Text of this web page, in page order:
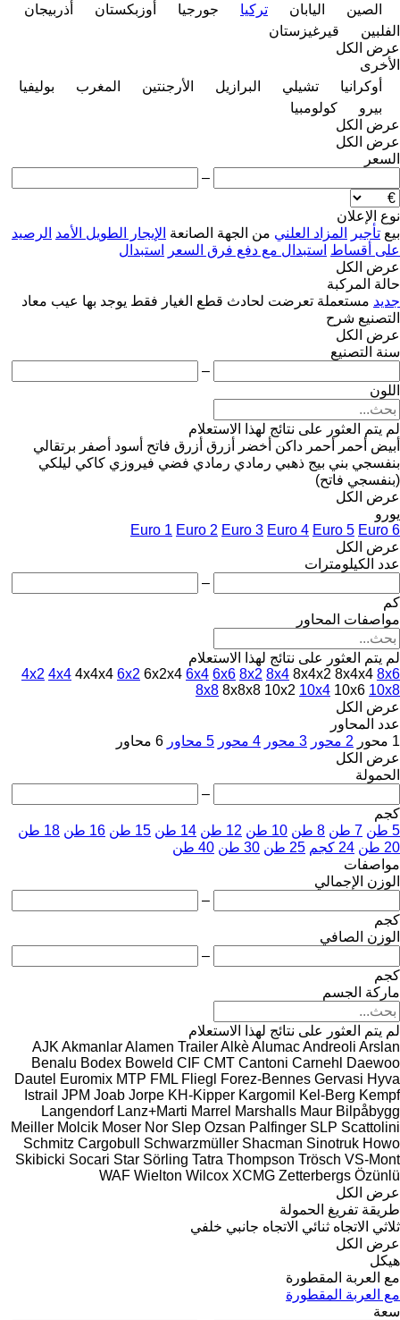
الصين
اليابان تركيا جورجيا أوزبكستان
أذربيجان
الفلبين
قيرغيزستان
عرض الكل
الأخرى
أوكرانيا
تشيلي البرازيل الأرجنتين المغرب
بوليفيا
بيرو
كولومبيا
عرض الكل
عرض الكل
السعر
–
نوع الإعلان
بيع تأجير المزاد العلني من الجهة الصانعة الإيجار الطويل الأمد الرصيد
على أقساط استبدال مع دفع فرق السعر
استبدال
عرض الكل
حالة المركبة
جديد مستعملة تعرضت لحادث قطع الغيار فقط يوجد بها عيب معاد
التصنيع شرح
عرض الكل
سنة التصنيع
–
اللون
لم يتم العثور على نتائج لهذا الاستعلام
أبيض أحمر أحمر داكن أخضر أزرق أزرق فاتح أسود أصفر برتقالي
بنفسجي بني بيج ذهبي رمادي رمادي فضي فيروزي كاكي ليلكي
(بنفسجي فاتح)
عرض الكل
يورو
Euro 1 Euro 2 Euro 3 Euro 4 Euro 5 Euro 6
عرض الكل
عدد الكيلومترات
–
كم
مواصفات المحاور
لم يتم العثور على نتائج لهذا الاستعلام
4x2 4x4 4x4x4 6x2 6x2x4 6x4 6x6 8x2 8x4 8x4x2 8x4x4 8x6
8x8 8x8x8 10x2 10x4 10x6 10x8
عرض الكل
عدد المحاور
1 محور
2 محور 3 محور 4 محور 5 محاور
6 محاور
عرض الكل
الحمولة
–
كجم
5 طن
7 طن 8 طن 10 طن 12 طن 14 طن 15 طن 16 طن
18 طن
20 طن
24 كجم 25 طن 30 طن
40 طن
مواصفات
الوزن الإجمالي
–
كجم
الوزن الصافي
–
كجم
ماركة الجسم
لم يتم العثور على نتائج لهذا الاستعلام
AJK AkmanlarAlamen TrailerAlkèAlumacAndreoli Arslan
Benalu Bodex Boweld CIF CMT Cantoni Carnehl
Daewoo
Dautel Euromix MTP FML Fliegl Forez-Bennes Gervasi Hyva
Istrail JPM Joab Jorpe KH-Kipper Kargomil Kel-Berg Kempf
Langendorf Lanz+Marti Marrel Marshalls Maur Bilpåbygg
Meiller Molcik Moser Nor Slep Ozsan Palfinger SLP Scattolini
Schmitz Cargobull
Schwarzmüller Shacman Sinotruk Howo
Skibicki Socari Star Sörling Tatra Thompson Trösch VS-Mont
WAF Wielton Wilcox XCMG Zetterbergs Özünlü
عرض الكل
طريقة تفريغ الحمولة
ثلاثي الاتجاه ثنائي الاتجاه جانبي خلفي
عرض الكل
هيكل
مع العربة المقطورة
مع العربة المقطورة
سعة